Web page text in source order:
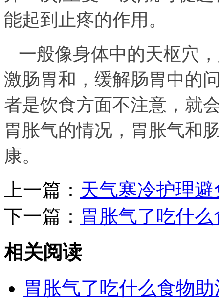
能起到止疼的作用。
一般像身体中的天枢穴
激肠胃和，缓解肠胃中的
者是饮食方面不注意，就
胃胀气的情况，胃胀气和
康。
上一篇： 天气寒冷护理
下一篇： 胃胀气了吃什
相关阅读
胃胀气了吃什么食物助